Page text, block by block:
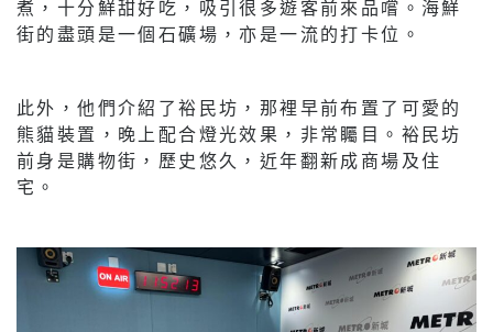
煮，十分鮮甜好吃，吸引很多遊客前來品嚐。海鮮
街的盡頭是一個石礦場，亦是一流的打卡位。
此外，他們介紹了裕民坊，那裡早前布置了可愛的
熊貓裝置，晚上配合燈光效果，非常矚目。裕民坊
前身是購物街，歷史悠久，近年翻新成商場及住
宅。